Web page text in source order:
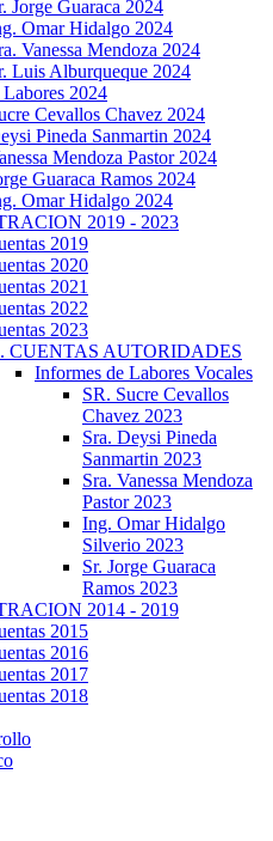
Jorge Guaraca 2024
Omar Hidalgo 2024
Vanessa Mendoza 2024
Luis Alburqueque 2024
2024
Cevallos Chavez 2024
Pineda Sanmartin 2024
Mendoza Pastor 2024
Guaraca Ramos 2024
Omar Hidalgo 2024
2019 - 2023
2019
2020
2021
2022
2023
CUENTAS AUTORIDADES
Informes de Labores Vocales
SR. Sucre Cevallos
Chavez 2023
Sra. Deysi Pineda
Sanmartin 2023
Sra. Vanessa Mendoza
Pastor 2023
Ing. Omar Hidalgo
Silverio 2023
Sr. Jorge Guaraca
Ramos 2023
2014 - 2019
2015
2016
2017
2018